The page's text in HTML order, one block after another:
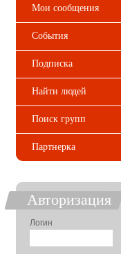
Мои сообщения
События
Подписка
Найти людей
Поиск групп
Партнерка
Авторизация
Логин